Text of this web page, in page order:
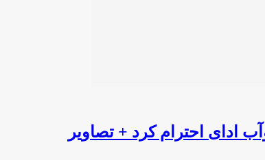
ادای احترام کرد + تصاویر